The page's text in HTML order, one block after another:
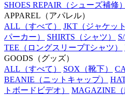
SHOES REPAIR （シューズ補修）
APPAREL （アパレル）
ALL （すべて） JKT （ジャケット
パーカー）
SHIRTS （シャツ）
TEE （ロングスリーブTシャツ）
GOODS （グッズ）
ALL （すべて） SOX （靴下）
BEANIE （ニットキャップ）
トボードビデオ）
MAGAZINE